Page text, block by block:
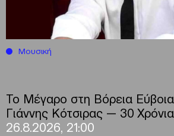
Μουσική
Το Μέγαρο στη Βόρεια Εύβοια
Γιάννης Κότσιρας — 30 Χρόνια
26.8.2026, 21:00